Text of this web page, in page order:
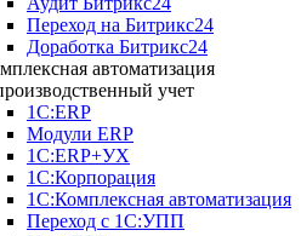
Переход на Битрикс24
Доработка Битрикс24
автоматизация
учет
1С:ERP
Модули ERP
1C:ERP+УХ
1С:Корпорация
1С:Комплексная автоматизация
Переход с 1С:УПП